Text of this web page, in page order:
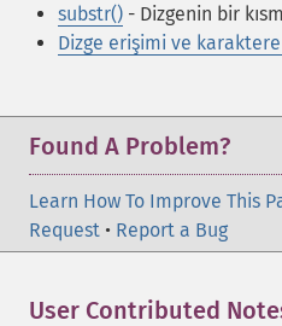
substr() - Dizgenin bir
Dizge erişimi ve
Found A Problem?
Learn How To Improve This
Request • Report a Bug
User Contributed